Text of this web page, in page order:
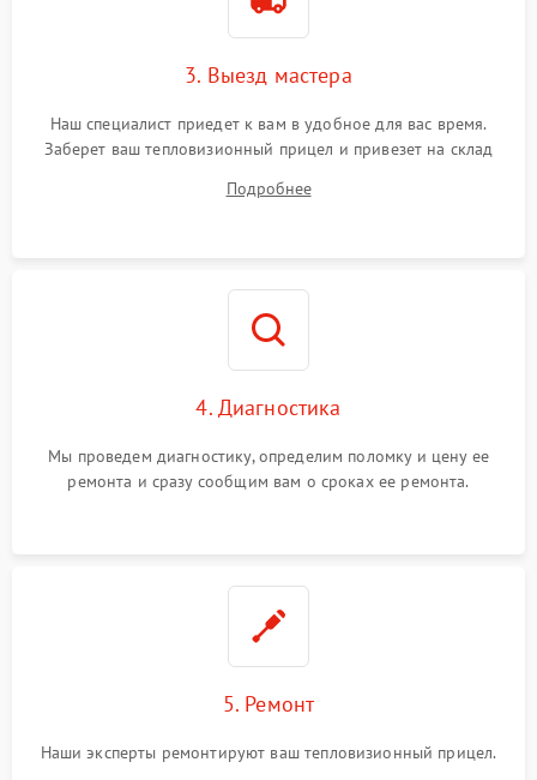
3. Выезд мастера
Наш специалист приедет к вам в удобное для вас время.
Заберет ваш тепловизионный прицел и привезет на склад
Подробнее
4. Диагностика
Мы проведем диагностику, определим поломку и цену ее
ремонта и сразу сообщим вам о сроках ее ремонта.
5. Ремонт
Наши эксперты ремонтируют ваш тепловизионный прицел.